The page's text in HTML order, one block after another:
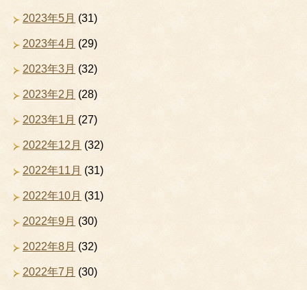
2023年5月 (31)
2023年4月 (29)
2023年3月 (32)
2023年2月 (28)
2023年1月 (27)
2022年12月 (32)
2022年11月 (31)
2022年10月 (31)
2022年9月 (30)
2022年8月 (32)
2022年7月 (30)